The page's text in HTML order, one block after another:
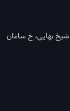
شیخ بهایی، خ سامان